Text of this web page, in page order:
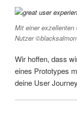
Mit einer exzellenten
Nutzer ©
Wir hoffen, dass
eines Prototypes
deine User